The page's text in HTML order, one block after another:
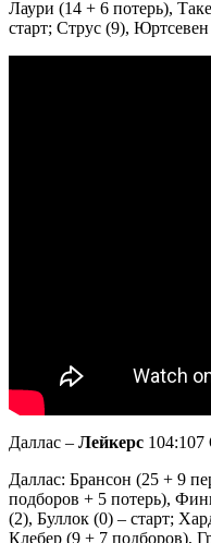
Лаури (14 + 6 потерь),
старт; Струс (9),
Даллас – Лейкерс 104:107
Даллас: Брансон (25 + 9
подборов + 5 потерь),
(2), Буллок (0) – старт;
Клебер (9 + 7 подборов),